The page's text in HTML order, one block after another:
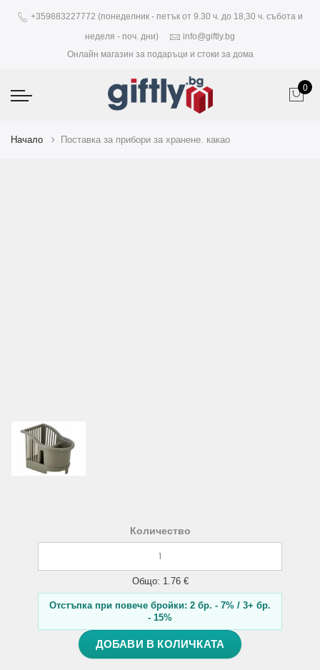
+359883227772 (понеделник - петък от 9.30 ч. до 18,30 ч. събота и
неделя - поч. дни)
info@giftly.bg
Онлайн магазин за подаръци и стоки за дома
0
Начало Поставка за прибори за хранене. какао
Количество
Общо: 1.76 €
Отстъпка при повече бройки: 2 бр. - 7% / 3+ бр.
- 15%
ДОБАВИ В КОЛИЧКАТА